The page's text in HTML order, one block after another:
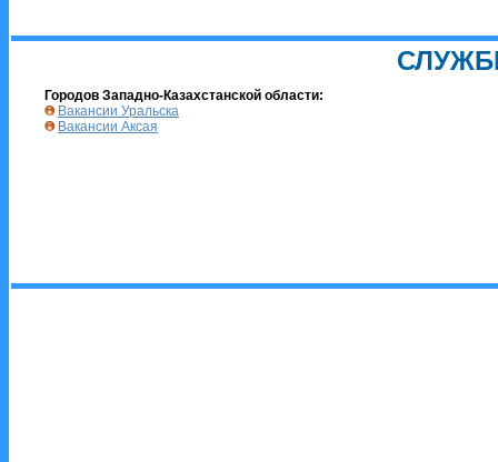
Городов Западно-Казахстанской области:
Вакансии Уральска
Вакансии Аксая